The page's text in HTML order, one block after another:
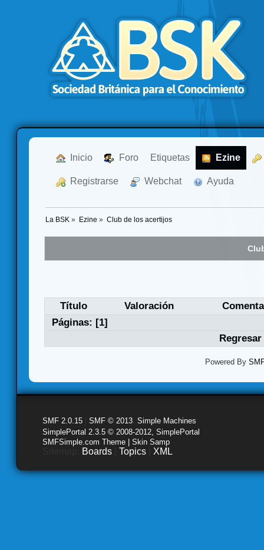
Inicio Foro Etiquetas Ezine
Registrarse Webchat Ayuda
La BSK » Ezine » Club de los acertijos
Título Valoración
Páginas: [1]
Powered By
SMF 2.0.15 SMF © 2013 Simple Machines
SimplePortal 2.3.5 © 2008-2012, SimplePortal
SMFSimple.com Theme | Skin Samp
Boards Topics XML